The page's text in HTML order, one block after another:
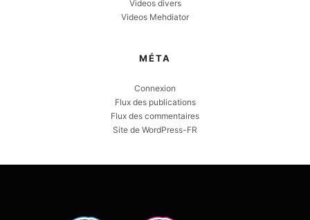
Videos divers
Videos Mehdiator
MÉTA
Connexion
Flux des publications
Flux des commentaires
Site de WordPress-FR